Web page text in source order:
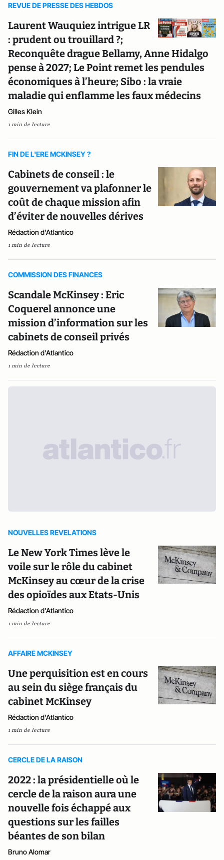
REVUE DE PRESSE DES HEBDOS
Laurent Wauquiez intrigue LR
: prudent ou trouillard ?;
Reconquête drague Bellamy, Anne Hidalgo
pense à 2027; Le Point remet les pendules
économiques à l’heure; Sibo : la vraie
maladie qui enflamme les faux médecins
Gilles Klein
1 min de lecture
FIN DE L'ERE MCKINSEY ?
Cabinets de conseil : le
gouvernement va plafonner le
coût de chaque mission afin
d’éviter de nouvelles dérives
Rédaction d'Atlantico
1 min de lecture
COMMISSION DES FINANCES
Scandale McKinsey : Eric
Coquerel annonce une
mission d’information sur les
cabinets de conseil privés
Rédaction d'Atlantico
1 min de lecture
NOUVELLES REVELATIONS
Le New York Times lève le
voile sur le rôle du cabinet
McKinsey au cœur de la crise
des opioïdes aux Etats-Unis
Rédaction d'Atlantico
1 min de lecture
AFFAIRE MCKINSEY
Une perquisition est en cours
au sein du siège français du
cabinet McKinsey
Rédaction d'Atlantico
1 min de lecture
CERCLE DE LA RAISON
2022 : la présidentielle où le
cercle de la raison aura une
nouvelle fois échappé aux
questions sur les failles
béantes de son bilan
Bruno Alomar